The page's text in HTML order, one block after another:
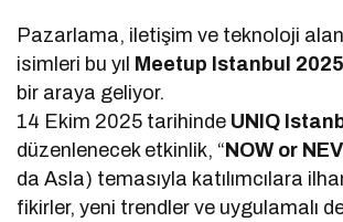
Pazarlama, iletişim ve teknoloji
isimleri bu yıl Meetup Istanbul 2025
bir araya geliyor.
14 Ekim 2025 tarihinde UNIQ
düzenlenecek etkinlik, “ NOW or
da Asla) temasıyla katılımcılara
fikirler, yeni trendler ve uygulamalı